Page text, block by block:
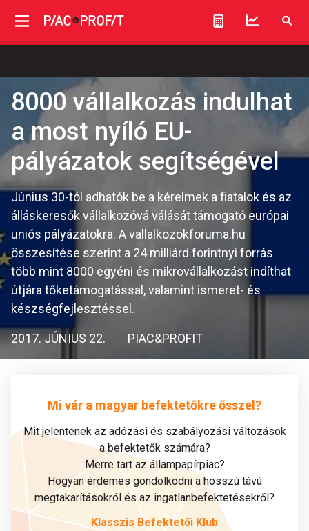
8000 vállalkozás indulhat
a most nyíló EU-
pályázatok segítségével
Június 30-tól adhatók be a kérelmek a fiatalok és az
álláskeresők vállalkozóvá válását támogató európai
uniós pályázatokra. A vallalkozokforuma.hu
összesítése szerint a 24 milliárd forintnyi forrás
több mint 8000 egyéni és mikrovállalkozást indíthat
útjára tőketámogatással, valamint ismeret- és
készségfejlesztéssel.
2017. JÚNIUS 22. PIAC&PROFIT
Mi vár a magyar befektetőkre ősszel?
Mit jelentenek az adózási és szabályozási változások
a befektetők számára?
Merre tart az állampapírpiac?
Hogyan érdemes gondolkodni a hosszú távú
megtakarításokról és az ingatlanbefektetésekről?
Klasszis Befektetői Klub